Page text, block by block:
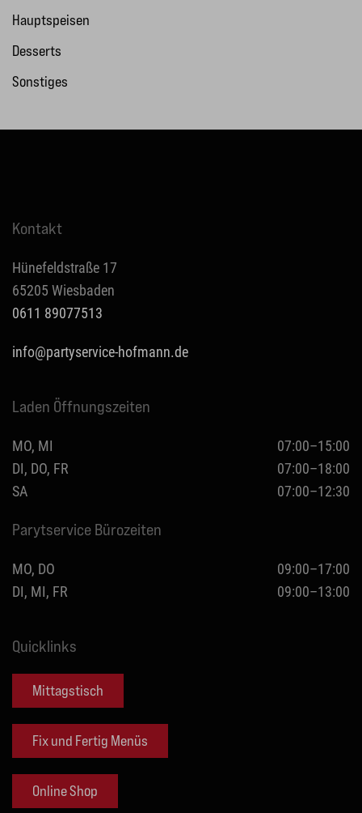
Hauptspeisen
Desserts
Sonstiges
Kontakt
Hünefeldstraße 17
65205 Wiesbaden
0611 89077513
info@partyservice-hofmann.de
Laden Öffnungszeiten
MO, MI
07:00–15:00
DI, DO, FR
07:00–18:00
SA
07:00–12:30
Parytservice Bürozeiten
MO, DO
09:00–17:00
DI, MI, FR
09:00–13:00
Quicklinks
Mittagstisch
Fix und Fertig Menüs
Online Shop